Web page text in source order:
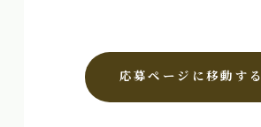
応募ページに移動する